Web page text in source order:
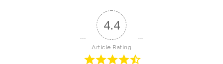
4.4
Article Rating